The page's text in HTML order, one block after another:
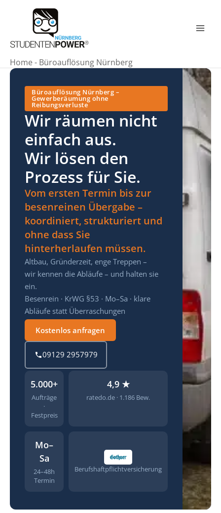
Home- Büroauflösung Nürnberg
Büroauflösung Nürnberg –
Gewerberäumung ohne
Reibungsverluste
Wir räumen nicht
einfach aus.
Wir lösen den
Prozess für Sie.
Vom ersten Termin bis zur
besenreinen Übergabe –
koordiniert, strukturiert und
ohne dass Sie
hinterherlaufen müssen.
Altbau, Gründerzeit, enge Treppen –
wir kennen die Abläufe – und halten sie
ein.
Besenrein · KrWG §53 · Mo–Sa · klare
Abläufe statt Überraschungen
Kostenlos anfragen
09129 2957979
5.000+
Aufträge
·
Festpreis
4,9 ★
ratedo.de · 1.186 Bew.
Mo–
Sa
24–48h
Termin
Berufshaftpflichtversicherung